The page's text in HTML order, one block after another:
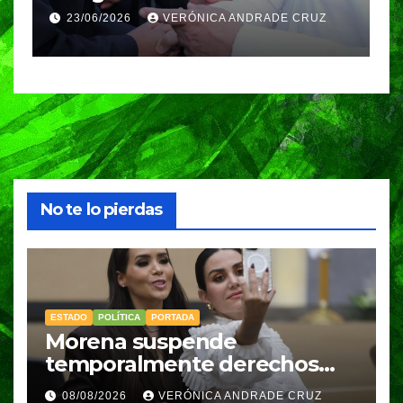
Amozoc
11/01/2026 CARLOS ALI
No te lo pierdas
ESTADO POLÍTICA PORTADA
Morena suspende
temporalmente derechos
partidarios de Nayeli Salvatori
08/08/2026 VERÓNICA ANDRADE CRUZ